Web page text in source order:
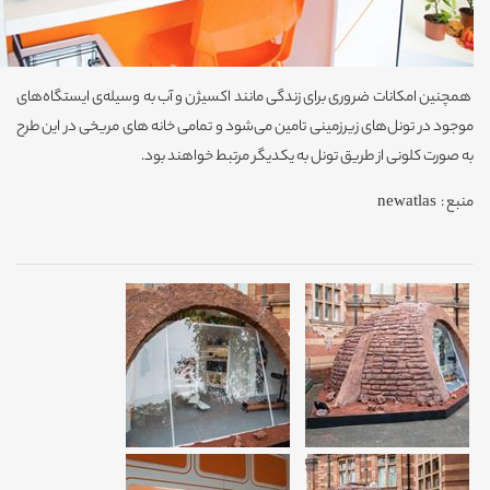
همچنین امکانات ضروری برای زندگی مانند اکسیژن و آب به وسیله‌ی ایستگاه‌های
موجود در تونل‌های زیرزمینی تامین می‌شود و تمامی خانه های مریخی در این طرح
به صورت کلونی از طریق تونل به یکدیگر مرتبط خواهند بود.
منبع : newatlas